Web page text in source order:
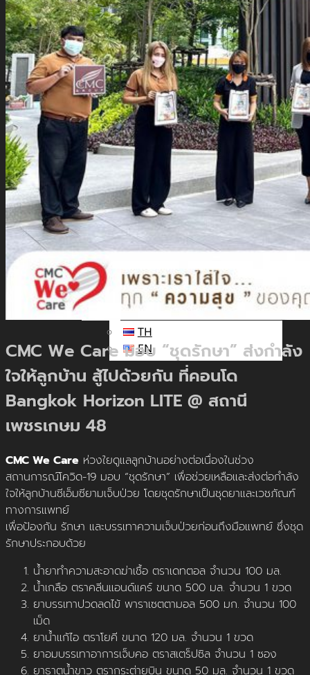
CMC WE CARE
CMC WE TALK
CMC Sustainability
นัก
ลงทุน
สัมพันธ์
ติดต่อ
เรา
รับสมัคร The Adviser
แบบคำร้องขอใช้สิทธิของเจ้าของ
ข้อมูลส่วนบุคคล
หนังสือให้ความยินยอมในการเปิด
เผยข้อมูลส่วนบุคคล
TH
EN
X
CMC We Care มอบ “ชุดรักษา” ส่งกำลัง
ใจให้ลูกบ้าน สู้ไปด้วยกัน ที่คอนโด
Bangkok Horizon LITE @ สถานี
เพชรเกษม 48
CMC We Care ห่วงใยดูแลลูกบ้านอย่างต่อเนื่องในช่วง
สถานการณ์โควิด-19 มอบ “ชุดรักษา” เพื่อช่วยเหลือและส่งต่อกำลัง
ใจให้ลูกบ้านซีเอ็มซียามเจ็บป่วย โดยชุดรักษาเป็นชุดยาและเวชภัณฑ์
ทางการแพทย์
เพื่อป้องกัน รักษา และบรรเทาความเจ็บป่วยก่อนถึงมือแพทย์ ซึ่งชุด
รักษาประกอบด้วย
น้ำยาทำความสะอาดฆ่าเชื้อ ตราเดทตอล จำนวน 100 มล.
น้ำเกลือ ตราคลีนแอนด์แคร์ ขนาด 500 มล. จำนวน 1 ขวด
ยาบรรเทาปวดลดไข้ พาราเซตตามอล 500 มก. จำนวน 100
เม็ด
ยาน้ำแก้ไอ ตราโยคี ขนาด 120 มล. จำนวน 1 ขวด
ยาอมบรรเทาอาการเจ็บคอ ตราสเตร็ปซิล จำนวน 1 ซอง
ยาธาตุน้ำขาว ตรากระต่ายบิน ขนาด 50 มล. จำนวน 1 ขวด